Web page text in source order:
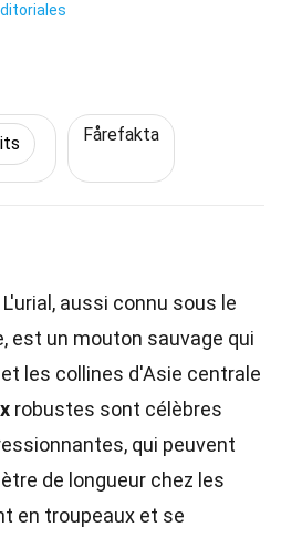
Fårefakta
L'urial, aussi connu sous le
est un mouton sauvage qui
les collines d'Asie centrale
robustes sont célèbres
qui peuvent
de longueur chez les
en troupeaux et se